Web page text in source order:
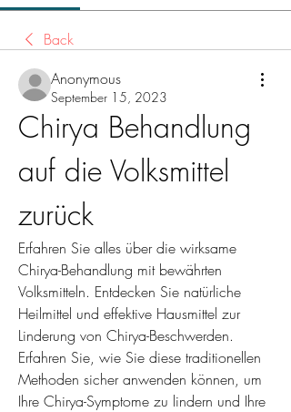
Back
Anonymous
September 15, 2023
Chirya Behandlung
auf die Volksmittel
zurück
Erfahren Sie alles über die wirksame
Chirya-Behandlung mit bewährten
Volksmitteln. Entdecken Sie natürliche
Heilmittel und effektive Hausmittel zur
Linderung von Chirya-Beschwerden.
Erfahren Sie, wie Sie diese traditionellen
Methoden sicher anwenden können, um
Ihre Chirya-Symptome zu lindern und Ihre